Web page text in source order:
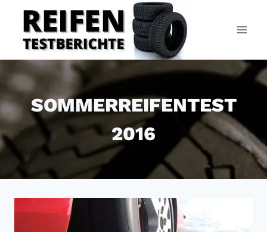
Inhalt
springen
SOMMERREIFENTEST
2016